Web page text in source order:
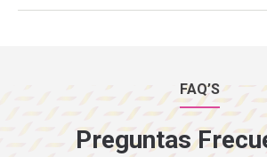
FAQ’S
Preguntas